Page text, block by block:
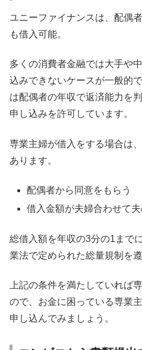
ユニーファイナンスは、配偶
も借入可能。
多くの消費者金融では大手や
込みできないケースが一般的
は配偶者の年収で返済能力を
申し込みを許可しています。
専業主婦が借入をする場合は
あります。
配偶者から同意をもらう
借入金額が夫婦合わせて
総借入額を年収の3分の1まで
業法で定められた総量規制を
上記の条件を満たしていれば
ので、お金に困っている専業
申し込んでみましょう。